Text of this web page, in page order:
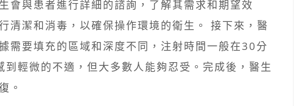
會與患者進行詳細的諮詢，了解其需求和期望效
清潔和消毒，以確保操作環境的衛生。 接下來，醫
需要填充的區域和深度不同，注射時間一般在30分
輕微的不適，但大多數人能夠忍受。完成後，醫生
。